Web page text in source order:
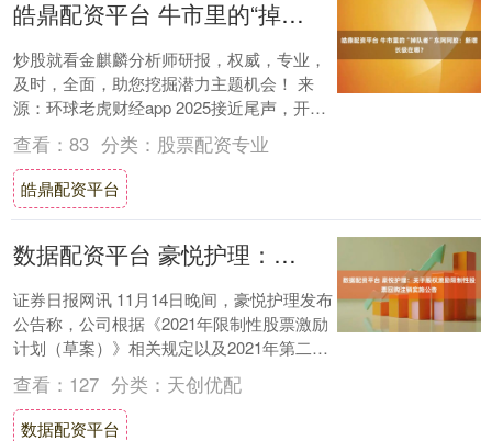
皓鼎配资平台 牛市里的“掉队者”东阿阿胶：新增长极在哪？
炒股就看金麒麟分析师研报，权威，专业，
及时，全面，助您挖掘潜力主题机会！ 来
源：环球老虎财经app 2025接近尾声，开年
以来下跌18%的东阿阿胶基本确认缺席了....
查看： 83 分类： 股票配资专业
皓鼎配资平台
数据配资平台 豪悦护理：关于股权激励限制性股票回购注销实施公告
证券日报网讯 11月14日晚间，豪悦护理发布
公告称，公司根据《2021年限制性股票激励
计划（草案）》相关规定以及2021年第二次
临时股东大会的授权，首次授予的激....
查看： 127 分类： 天创优配
数据配资平台